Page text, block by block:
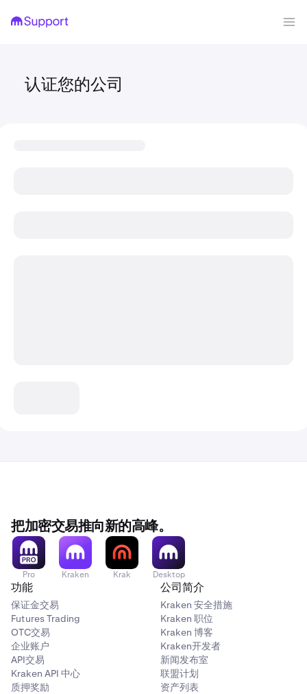
认证您的公司
把加密交易推向新的高峰。
Pro Kraken Krak Desktop
功能
保证金交易
Futures Trading
OTC交易
企业账户
API交易
Kraken API 中心
质押奖励
公司简介
Kraken 安全措施
Kraken 职位
Kraken 博客
Kraken开发者
新闻发布室
联盟计划
资产列表